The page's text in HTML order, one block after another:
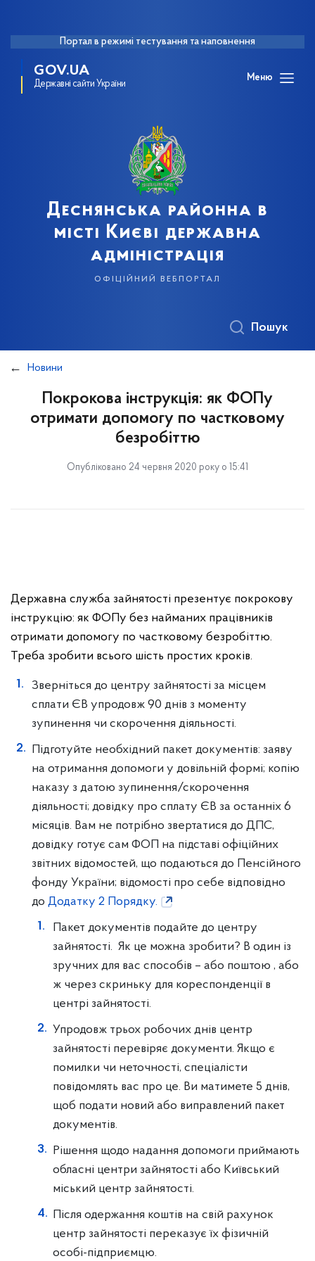
Портал в режимі тестування та наповнення
GOV.UA
Державні сайти України
Меню
Деснянська районна в
місті Києві державна
адміністрація
офіційний вебпортал
Пошук
Новини
Покрокова інструкція: як ФОПу
отримати допомогу по частковому
безробіттю
Опубліковано 24 червня 2020 року о 15:41
Державна служба зайнятості презентує покрокову
інструкцію: як ФОПу без найманих працівників
отримати допомогу по частковому безробіттю.
Треба зробити всього шість простих кроків.
Зверніться до центру зайнятості за місцем
сплати ЄВ упродовж 90 днів з моменту
зупинення чи скорочення діяльності.
Підготуйте необхідний пакет документів: заяву
на отримання допомоги у довільній формі; копію
наказу з датою зупинення/скорочення
діяльності; довідку про сплату ЄВ за останніх 6
місяців. Вам не потрібно звертатися до ДПС,
довідку готує сам ФОП на підставі офіційних
звітних відомостей, що подаються до Пенсійного
фонду України; відомості про себе відповідно
до Додатку 2 Порядку.
Пакет документів подайте до центру
зайнятості. Як це можна зробити? В один із
зручних для вас способів – або поштою , або
ж через скриньку для кореспонденції в
центрі зайнятості.
Упродовж трьох робочих днів центр
зайнятості перевіряє документи. Якщо є
помилки чи неточності, спеціалісти
повідомлять вас про це. Ви матимете 5 днів,
щоб подати новий або виправлений пакет
документів.
Рішення щодо надання допомоги приймають
обласні центри зайнятості або Київський
міський центр зайнятості.
Після одержання коштів на свій рахунок
центр зайнятості переказує їх фізичній
особі-підприємцю.